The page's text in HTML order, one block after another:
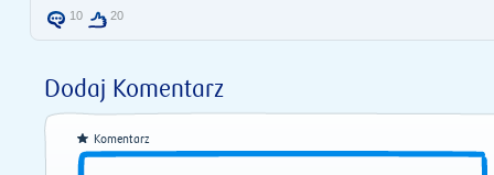
10 20
Dodaj Komentarz
Komentarz